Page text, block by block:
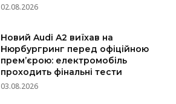
02.08.2026
Новий Audi A2 виїхав на
Нюрбургринг перед офіційною
прем’єрою: електромобіль
проходить фінальні тести
03.08.2026